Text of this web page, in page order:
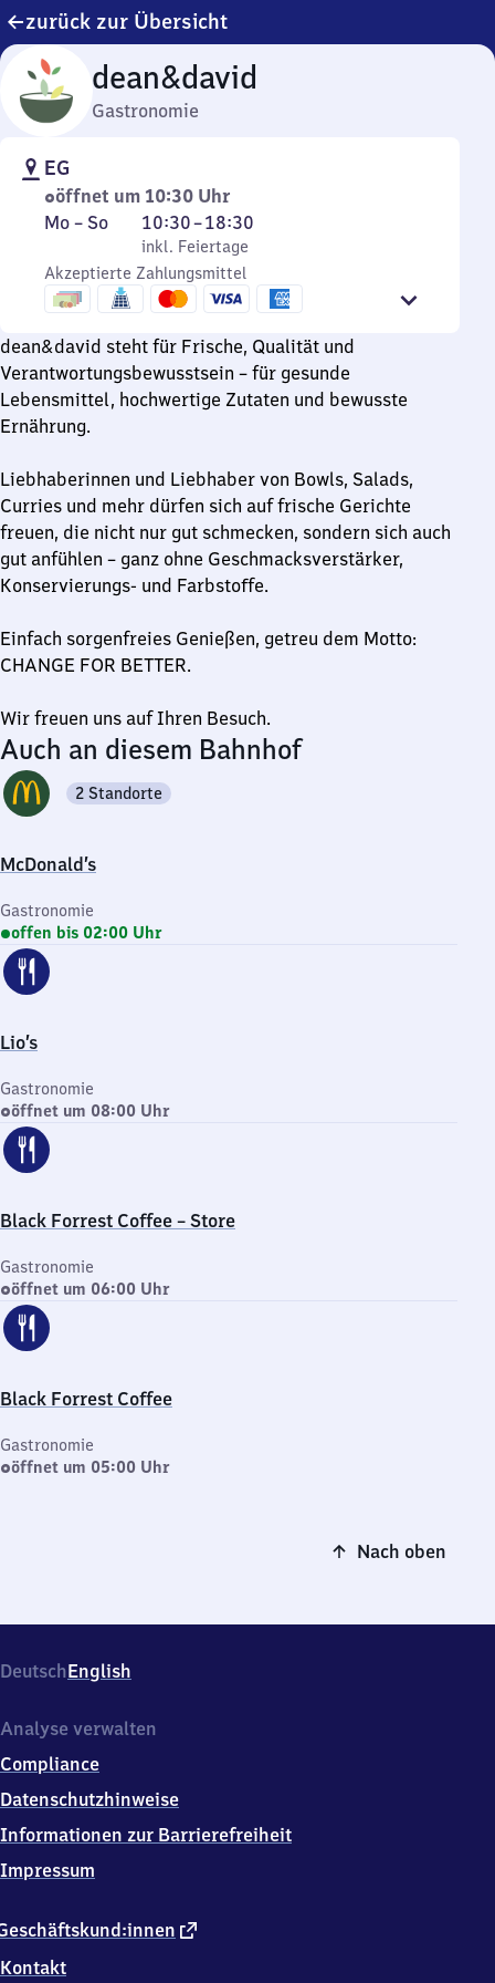
zurück zur Übersicht
dean&david
Gastronomie
EG
öffnet um 10:30 Uhr
Montag
Sonntag
Mo – So,
inkl. Feiertage
10:30–18:30
Von
10
Uhr
30
18
Uhr
30
inkl. Feiertage
Akzeptierte Zahlungsmittel
dean&david steht für Frische, Qualität und
Verantwortungsbewusstsein – für gesunde
Lebensmittel, hochwertige Zutaten und bewusste
Ernährung.
Liebhaberinnen und Liebhaber von Bowls, Salads,
Curries und mehr dürfen sich auf frische Gerichte
freuen, die nicht nur gut schmecken, sondern sich auch
gut anfühlen – ganz ohne Geschmacksverstärker,
Konservierungs- und Farbstoffe.
Einfach sorgenfreies Genießen, getreu dem Motto:
CHANGE FOR BETTER.
Wir freuen uns auf Ihren Besuch.
Auch an diesem Bahnhof
McDonald’s
2 Standorte
Gastronomie
offen bis 02:00 Uhr
Lio’s
Gastronomie
öffnet um 08:00 Uhr
Black Forrest Coffee – Store
Gastronomie
öffnet um 06:00 Uhr
Black Forrest Coffee
Gastronomie
öffnet um 05:00 Uhr
Nach oben
DeutschEnglish
externer
Kontakt
Analyse verwalten
Compliance
Datenschutzhinweise
Informationen zur Barrierefreiheit
Impressum